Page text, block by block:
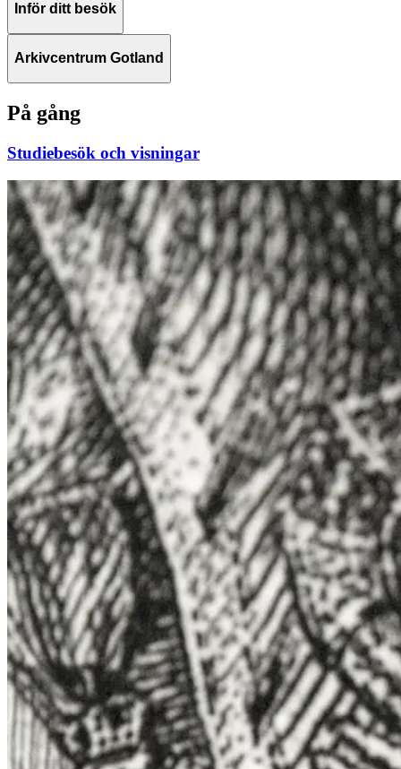
Inför ditt besök
Arkivcentrum Gotland
På gång
Studiebesök och visningar